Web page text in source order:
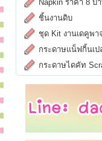
Napkin ราคา 8 บ
ชิ้นงานดิบ
ชุด Kit งานเดคูพา
กระดาษแน็ฟกิ้นเป
กระดาษไดคัท